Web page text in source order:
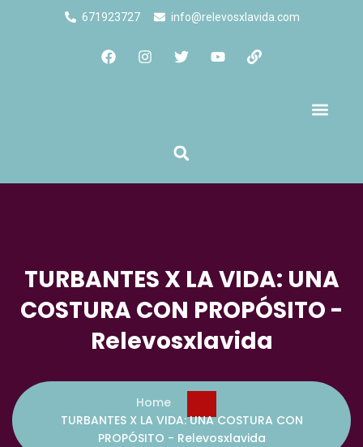
671923727 info@relevosxlavida.com
TURBANTES X LA VIDA: UNA
COSTURA CON PROPÓSITO -
Relevosxlavida
Home
TURBANTES X LA VIDA: UNA COSTURA CON
PROPÓSITO - Relevosxlavida